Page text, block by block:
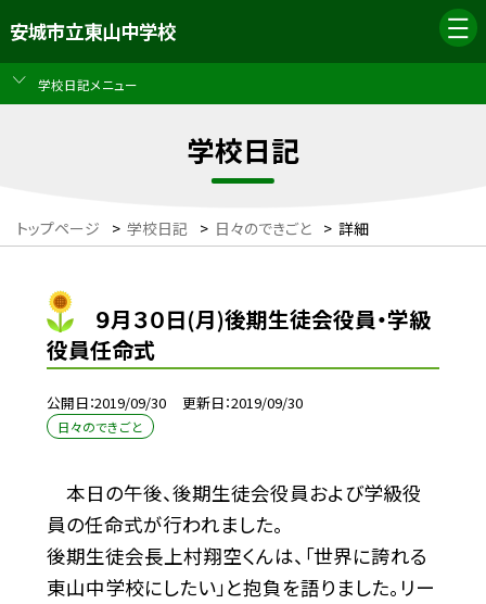
安城市立東山中学校
学校日記メニュー
学校日記
トップページ > 学校日記 > 日々のできごと > 詳細
９月３０日(月)後期生徒会役員・学級
役員任命式
公開日 2019/09/30 更新日 2019/09/30
日々のできごと
本日の午後、後期生徒会役員および学級役
員の任命式が行われました。
後期生徒会長上村翔空くんは、「世界に誇れる
東山中学校にしたい」と抱負を語りました。リー